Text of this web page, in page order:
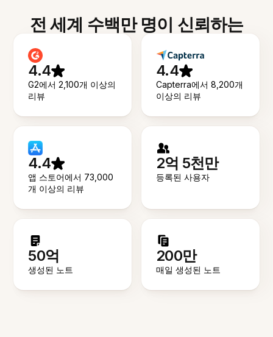
전 세계 수백만 명이 신뢰하는
4.4
G2에서 2,100개 이상의
리뷰
4.4
Capterra에서 8,200개
이상의 리뷰
4.4
앱 스토어에서 73,000
개 이상의 리뷰
2억 5천만
등록된 사용자
50억
생성된 노트
200만
매일 생성된 노트